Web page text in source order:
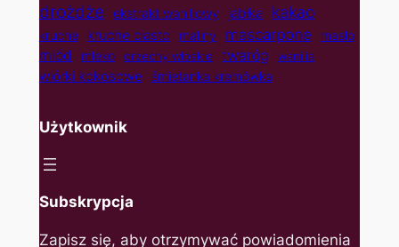
drożdże ekstrakt waniliowy jabłka kakao
kruche kruche ciasto maliny mascarpone masło
miód mleko orzechy włoskie twaróg wanilia
wiórki kokosowe śmietanka kremówka
Użytkownik
Subskrypcja
Zapisz się, aby otrzymywać powiadomienia